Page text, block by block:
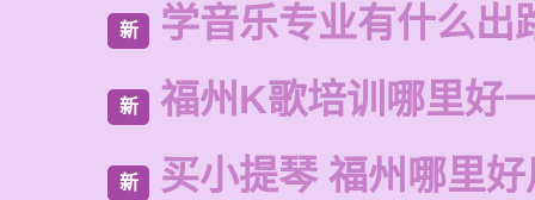
新 学音乐专业有什么出
新 福州K歌培训哪里好
新 买小提琴 福州哪里